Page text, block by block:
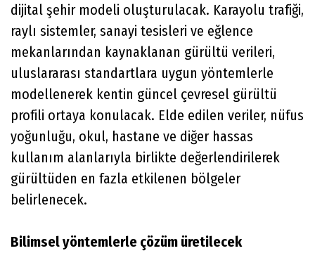
dijital şehir modeli oluşturulacak. Karayolu trafiği,
raylı sistemler, sanayi tesisleri ve eğlence
mekanlarından kaynaklanan gürültü verileri,
uluslararası standartlara uygun yöntemlerle
modellenerek kentin güncel çevresel gürültü
profili ortaya konulacak. Elde edilen veriler, nüfus
yoğunluğu, okul, hastane ve diğer hassas
kullanım alanlarıyla birlikte değerlendirilerek
gürültüden en fazla etkilenen bölgeler
belirlenecek.
Bilimsel yöntemlerle çözüm üretilecek